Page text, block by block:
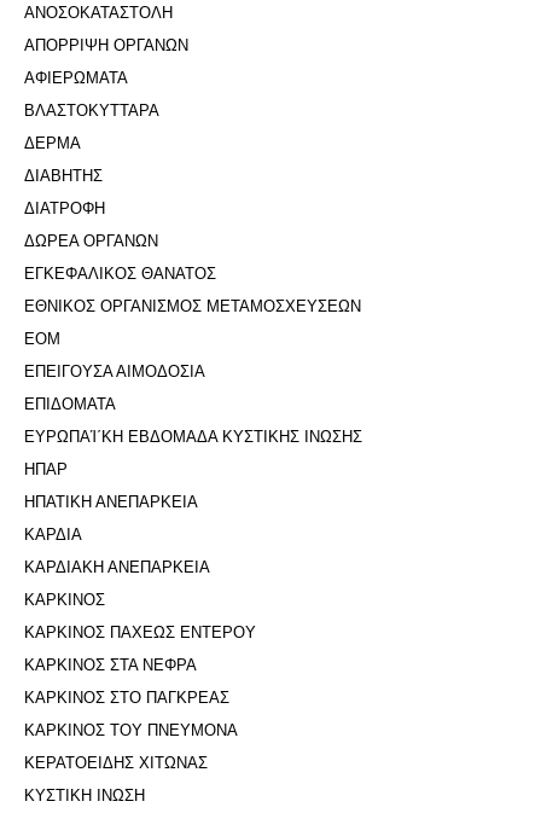
ΑΝΟΣΟΚΑΤΑΣΤΟΛΗ
ΑΠΟΡΡΙΨΗ ΟΡΓΑΝΩΝ
ΑΦΙΕΡΩΜΑΤΑ
ΒΛΑΣΤΟΚΥΤΤΑΡΑ
ΔΕΡΜΑ
ΔΙΑΒΗΤΗΣ
ΔΙΑΤΡΟΦΗ
ΔΩΡΕΑ ΟΡΓΑΝΩΝ
ΕΓΚΕΦΑΛΙΚΟΣ ΘΑΝΑΤΟΣ
ΕΘΝΙΚΟΣ ΟΡΓΑΝΙΣΜΟΣ ΜΕΤΑΜΟΣΧΕΥΣΕΩΝ
ΕΟΜ
ΕΠΕΙΓΟΥΣΑ ΑΙΜΟΔΟΣΙΑ
ΕΠΙΔΟΜΑΤΑ
ΕΥΡΩΠΑΊ΄ΚΗ ΕΒΔΟΜΑΔΑ ΚΥΣΤΙΚΗΣ ΙΝΩΣΗΣ
ΗΠΑΡ
ΗΠΑΤΙΚΗ ΑΝΕΠΑΡΚΕΙΑ
ΚΑΡΔΙΑ
ΚΑΡΔΙΑΚΗ ΑΝΕΠΑΡΚΕΙΑ
ΚΑΡΚΙΝΟΣ
ΚΑΡΚΙΝΟΣ ΠΑΧΕΩΣ ΕΝΤΕΡΟΥ
ΚΑΡΚΙΝΟΣ ΣΤΑ ΝΕΦΡΑ
ΚΑΡΚΙΝΟΣ ΣΤΟ ΠΑΓΚΡΕΑΣ
ΚΑΡΚΙΝΟΣ ΤΟΥ ΠΝΕΥΜΟΝΑ
ΚΕΡΑΤΟΕΙΔΗΣ ΧΙΤΩΝΑΣ
ΚΥΣΤΙΚΗ ΙΝΩΣΗ